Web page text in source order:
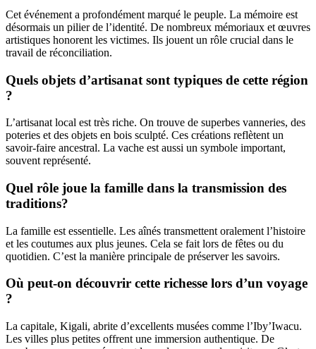
Cet événement a profondément marqué le peuple. La mémoire est
désormais un pilier de l’identité. De nombreux mémoriaux et œuvres
artistiques honorent les victimes. Ils jouent un rôle crucial dans le
travail de réconciliation.
Quels objets d’artisanat sont typiques de cette région
?
L’artisanat local est très riche. On trouve de superbes vanneries, des
poteries et des objets en bois sculpté. Ces créations reflètent un
savoir-faire ancestral. La vache est aussi un symbole important,
souvent représenté.
Quel rôle joue la famille dans la transmission des
traditions?
La famille est essentielle. Les aînés transmettent oralement l’histoire
et les coutumes aux plus jeunes. Cela se fait lors de fêtes ou du
quotidien. C’est la manière principale de préserver les savoirs.
Où peut-on découvrir cette richesse lors d’un voyage
?
La capitale, Kigali, abrite d’excellents musées comme l’Iby’Iwacu.
Les villes plus petites offrent une immersion authentique. De